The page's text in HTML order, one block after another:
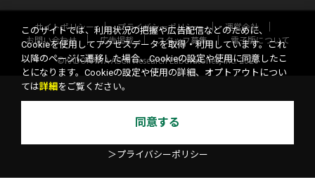
サイトポリシー プライバシーポリシー
運営会社
お問い合わせ
広告掲載 スタッフ募集
電子版について
©KADOKAWA ASCII Research Laboratories, Inc. 2026
このサイトでは、利用状況の把握や広告配信などのために、
Cookieを使用してアクセスデータを取得・利用しています。これ
以降のページに遷移した場合、Cookieの設定や使用に同意したこ
とになります。Cookieの設定や使用の詳細、オプトアウトについ
ては詳細 をご覧ください。
同意する
＞プライバシーポリシー